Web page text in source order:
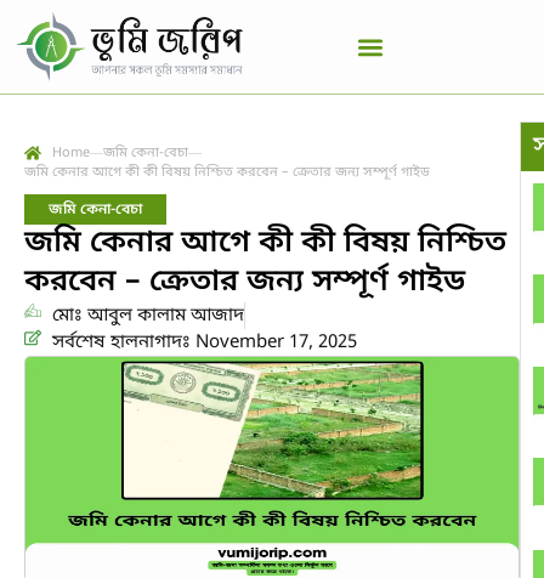
Home
জমি কেনা-বেচা
জমি কেনার আগে কী কী বিষয় নিশ্চিত করবেন – ক্রেতার জন্য সম্পূর্ণ গাইড
জমি কেনা-বেচা
জমি কেনার আগে কী কী বিষয় নিশ্চিত
করবেন – ক্রেতার জন্য সম্পূর্ণ গাইড
মোঃ আবুল কালাম আজাদ
সর্বশেষ হালনাগাদঃ November 17, 2025